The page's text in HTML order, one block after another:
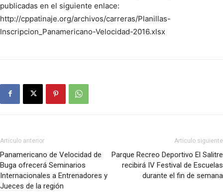
publicadas en el siguiente enlace:
http://cppatinaje.org/archivos/carreras/Planillas-
Inscripcion_Panamericano-Velocidad-2016.xlsx
Artículo anterior
Panamericano de Velocidad de
Buga ofrecerá Seminarios
Internacionales a Entrenadores y
Jueces de la región
Artículo siguiente
Parque Recreo Deportivo El Salitre
recibirá IV Festival de Escuelas
durante el fin de semana